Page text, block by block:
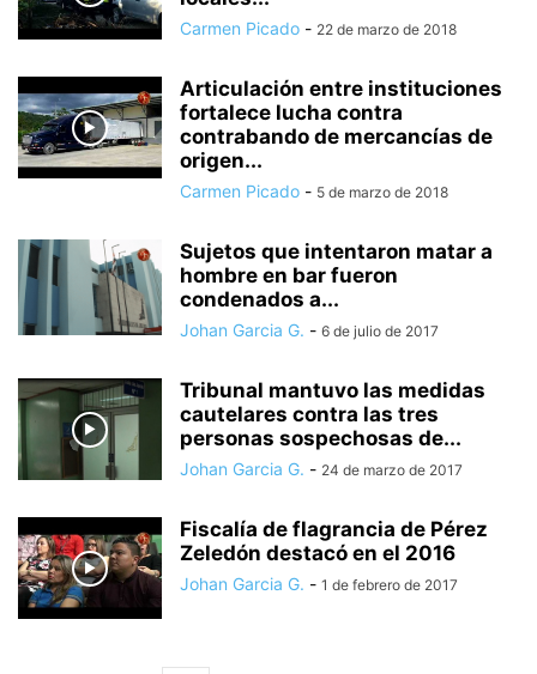
Carmen Picado - 22 de marzo de 2018
Articulación entre instituciones
fortalece lucha contra
contrabando de mercancías de
origen...
Carmen Picado - 5 de marzo de 2018
Sujetos que intentaron matar a
hombre en bar fueron
condenados a...
Johan Garcia G. - 6 de julio de 2017
Tribunal mantuvo las medidas
cautelares contra las tres
personas sospechosas de...
Johan Garcia G. - 24 de marzo de 2017
Fiscalía de flagrancia de Pérez
Zeledón destacó en el 2016
Johan Garcia G. - 1 de febrero de 2017